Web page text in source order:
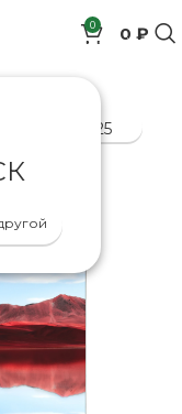
0
позиций0 ₽
200-70-25